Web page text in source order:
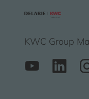
KWC Group